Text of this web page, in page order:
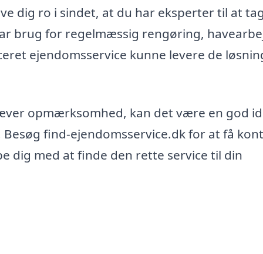
dig ro i sindet, at du har eksperter til at
brug for regelmæssig rengøring,
ejendomsservice kunne levere de
opmærksomhed, kan det være en god
find-ejendomsservice.dk for at få
dig med at finde den rette service til din